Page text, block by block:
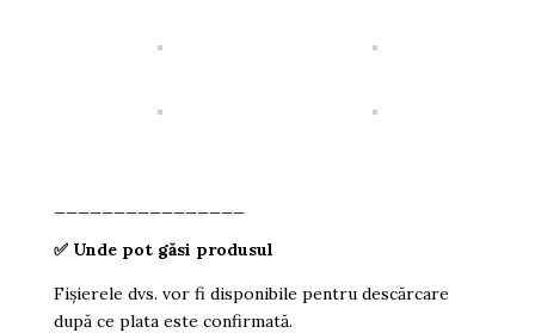
✅Unde pot găsi produsul
Fișierele dvs. vor fi disponibile pentru descărcare
după ce plata este confirmată.